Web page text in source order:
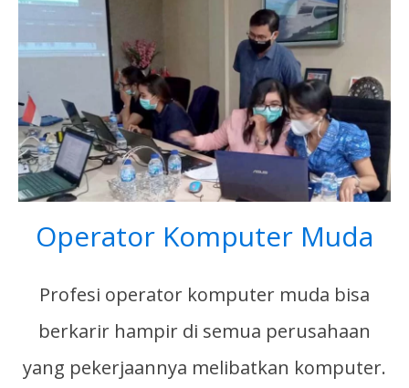
Operator Komputer Muda
Profesi operator komputer muda bisa
berkarir hampir di semua perusahaan
yang pekerjaannya melibatkan komputer.